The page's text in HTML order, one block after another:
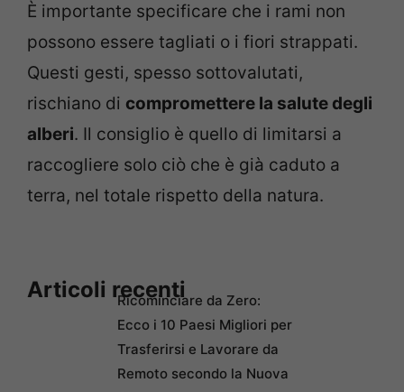
È importante specificare che i rami non
possono essere tagliati o i fiori strappati.
Questi gesti, spesso sottovalutati,
rischiano di compromettere la salute degli
alberi. Il consiglio è quello di limitarsi a
raccogliere solo ciò che è già caduto a
terra, nel totale rispetto della natura.
Articoli recentiRicominciare da Zero:
Ecco i 10 Paesi Migliori per
Trasferirsi e Lavorare da
Remoto secondo la Nuova